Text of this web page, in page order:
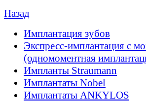
Назад
Имплантация зубов
Экспресс-имплантация с
(одномоментная
Импланты Straumann
Имплантаты Nobel
Имплантаты ANKYLOS